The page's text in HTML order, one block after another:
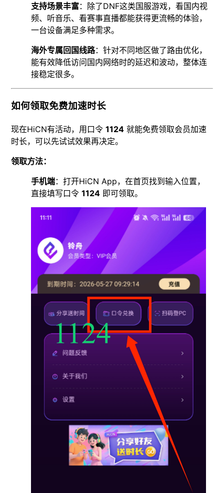
支持场景丰富：除了DNF这类国服游戏，看国内视
频、听音乐、看赛事直播都能获得更流畅的体验，
一台设备满足多种需求。
海外专属回国线路：针对不同地区做了路由优化，
能有效降低访问国内网络时的延迟和波动，整体连
接稳定很多。
如何领取免费加速时长
现在HiCN有活动，用口令1124 就能免费领取会员加速
时长，可以先试试效果再决定。
领取方法：
手机端：打开HiCN App，在首页找到输入位置，
直接填写口令1124 即可领取。